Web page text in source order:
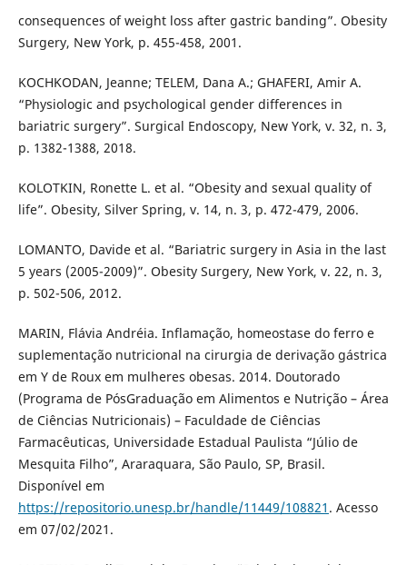
consequences of weight loss after gastric banding”. Obesity
Surgery, New York, p. 455-458, 2001.
KOCHKODAN, Jeanne; TELEM, Dana A.; GHAFERI, Amir A.
“Physiologic and psychological gender differences in
bariatric surgery”. Surgical Endoscopy, New York, v. 32, n. 3,
p. 1382-1388, 2018.
KOLOTKIN, Ronette L. et al. “Obesity and sexual quality of
life”. Obesity, Silver Spring, v. 14, n. 3, p. 472-479, 2006.
LOMANTO, Davide et al. “Bariatric surgery in Asia in the last
5 years (2005-2009)”. Obesity Surgery, New York, v. 22, n. 3,
p. 502-506, 2012.
MARIN, Flávia Andréia. Inflamação, homeostase do ferro e
suplementação nutricional na cirurgia de derivação gástrica
em Y de Roux em mulheres obesas. 2014. Doutorado
(Programa de PósGraduação em Alimentos e Nutrição – Área
de Ciências Nutricionais) – Faculdade de Ciências
Farmacêuticas, Universidade Estadual Paulista “Júlio de
Mesquita Filho”, Araraquara, São Paulo, SP, Brasil.
Disponível em
https://repositorio.unesp.br/handle/11449/108821 . Acesso
em 07/02/2021.